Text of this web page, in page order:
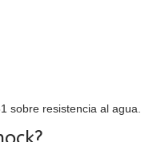
sobre resistencia al agua.